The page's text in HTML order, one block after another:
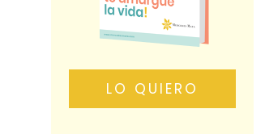
LO QUIERO